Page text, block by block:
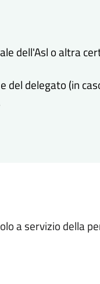
dell'Asl o altra
delegato (in
a servizio della